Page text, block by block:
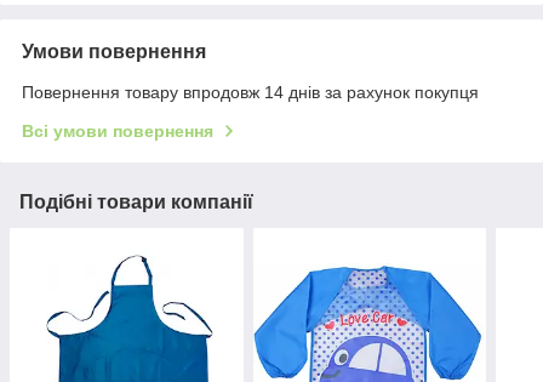
Умови повернення
Повернення товару впродовж 14 днів за рахунок покупця
Всі умови повернення
Подібні товари компанії